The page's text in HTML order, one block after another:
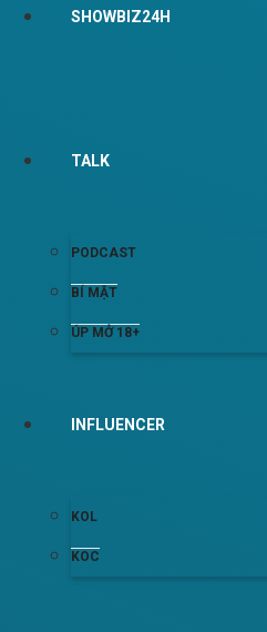
SHOWBIZ24H
TALK
PODCAST
BÍ MẬT
ÚP MỞ 18+
INFLUENCER
KOL
KOC